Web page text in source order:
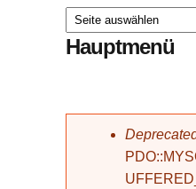
Hauptmenü